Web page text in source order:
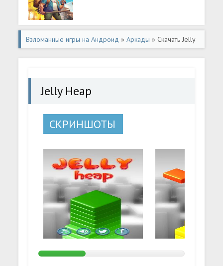
Взломанные игры на Андроид »Аркады » Скачать Jelly
Heap (Много денег) на Андроид
Jelly Heap
СКРИНШОТЫ